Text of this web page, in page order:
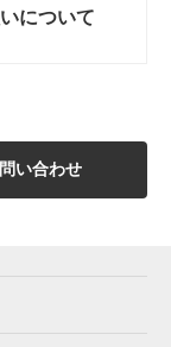
について
い合わせ